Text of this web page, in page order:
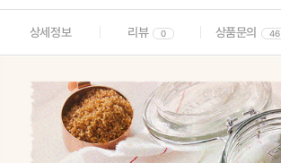
상세정보 리뷰 0 상품문의 46